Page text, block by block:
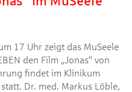
17 Uhr zeigt das MuSeele
den Film „Jonas“ von
findet im Klinikum
Dr. med. Markus Löble,